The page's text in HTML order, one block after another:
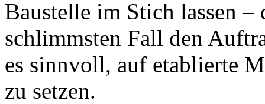
Baustelle im Stich lassen
schlimmsten Fall den
es sinnvoll, auf etablierte
zu setzen.